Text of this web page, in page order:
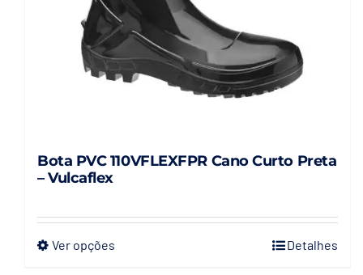
página
do
produto
Bota PVC 110VFLEXFPR Cano Curto Preta
– Vulcaflex
Ver opçõesEste
Detalhes